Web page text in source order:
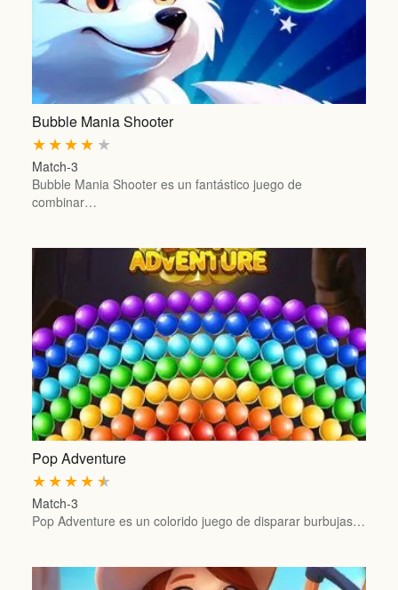
Bubble Mania Shooter
★
★
★
★
★
Match-3
Bubble Mania Shooter es un fantástico juego de
combinar…
Pop Adventure
★
★
★
★
★
Match-3
Pop Adventure es un colorido juego de disparar burbujas…